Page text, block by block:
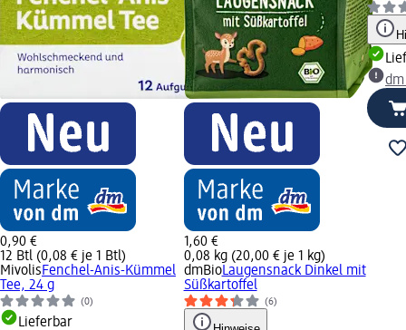
0,90 €
12 Btl (0,08 € je 1 Btl)
MivolisFenchel-Anis-Kümmel
Tee, 24 g
(0)
Lieferbar
1,60 €
0,08 kg (20,00 € je 1 kg)
dmBioLaugensnack Dinkel mit
Süßkartoffel
(6)